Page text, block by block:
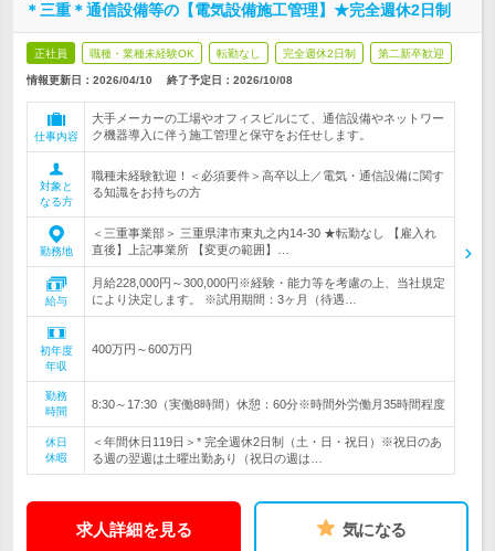
＊三重＊通信設備等の【電気設備施工管理】★完全週休2日制
正社員 職種・業種未経験OK 転勤なし 完全週休2日制 第二新卒歓迎
情報更新日：2026/04/10 終了予定日： 2026/10/08
仕事内容
大手メーカーの工場やオフィスビルにて、通信設備やネットワー
ク機器導入に伴う施工管理と保守をお任せします。
対象と
なる方
職種未経験歓迎！＜必須要件＞高卒以上／電気・通信設備に関す
る知識をお持ちの方
勤務地
＜三重事業部＞ 三重県津市東丸之内14-30 ★転勤なし 【雇入れ
直後】上記事業所 【変更の範囲】…
給与
月給228,000円～300,000円※経験・能力等を考慮の上、当社規定
により決定します。 ※試用期間：3ヶ月（待遇…
初年度
年収
400万円～600万円
勤務
時間
8:30～17:30（実働8時間）休憩：60分※時間外労働月35時間程度
休日
休暇
＜年間休日119日＞* 完全週休2日制（土・日・祝日）※祝日のあ
る週の翌週は土曜出勤あり（祝日の週は…
求人詳細を見る 気になる